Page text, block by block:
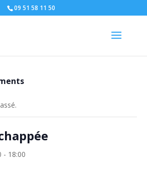
09 51 58 11 50
- 18:00